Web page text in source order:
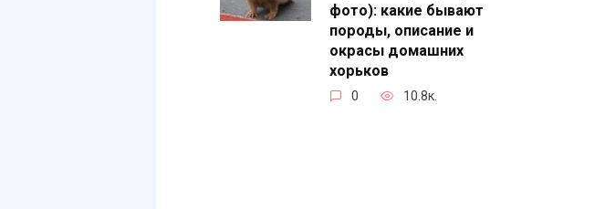
фото): какие бывают
породы, описание и
окрасы домашних
хорьков
0 10.8к.